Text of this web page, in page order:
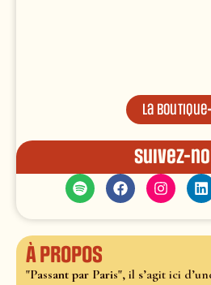
La boutique
Suivez-
À propos
"Passant par Paris", il s’agit ici